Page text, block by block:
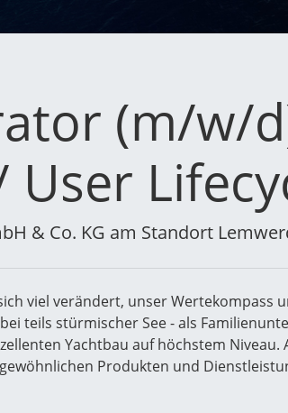
(m/w/
& Co. KG am Standort
viel verändert, unser
teils stürmischer See - als
Yachtbau auf höchstem
Produkten und